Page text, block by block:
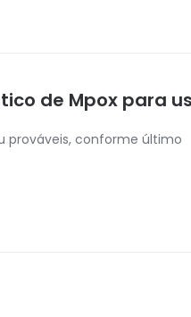
de Mpox para
prováveis, conforme último